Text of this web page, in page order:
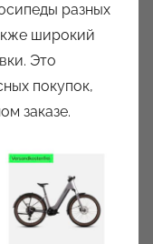
разных
широкий
Это
покупок,
заказе.